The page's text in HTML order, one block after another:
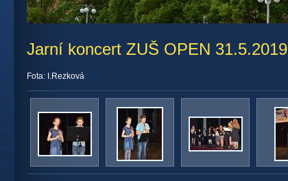
Jarní koncert ZUŠ OPEN 31.5.2019
Fota: I.Rezková